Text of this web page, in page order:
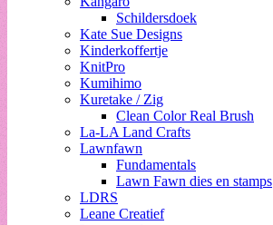
Schildersdoek
Kate Sue Designs
Kinderkoffertje
KnitPro
Kumihimo
Kuretake / Zig
Clean Color Real Brush
La-LA Land Crafts
Lawnfawn
Fundamentals
Lawn Fawn dies en stamps
LDRS
Leane Creatief